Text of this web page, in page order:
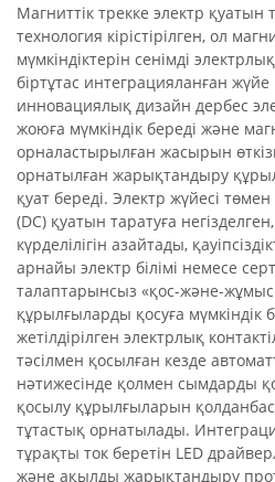
Магниттік трекке электр қуатын
технология кірістірілген, ол
мүмкіндіктерін сенімді
біртұтас интеграцияланған
инновациялық дизайн дербес
жоюға мүмкіндік береді және
орналастырылған жасырын
орнатылған жарықтандыру
қуат береді. Электр жүйесі
(DC) қуатын таратуға
күрделілігін азайтады,
арнайы электр білімі немесе
талаптарынсыз «қос-және-жұмыс
құрылғыларды қосуға мүмкіндік
жетілдірілген электрлық
тәсілмен қосылған кезде
нәтижесінде қолмен сымдарды
қосылу құрылғыларын
тұтастық орнатылады.
тұрақты ток беретін LED
және ақылды жарықтандыру